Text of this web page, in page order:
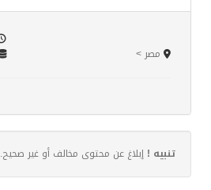
مصر >
تنبيه ! إبلاغ عن محتوى مخالف أو غير صحيح.